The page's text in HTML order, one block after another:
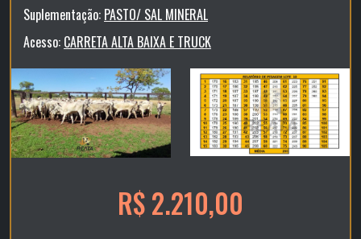
Suplementação: PASTO/ SAL MINERAL
Acesso: CARRETA ALTA BAIXA E TRUCK
R$ 2.210,00